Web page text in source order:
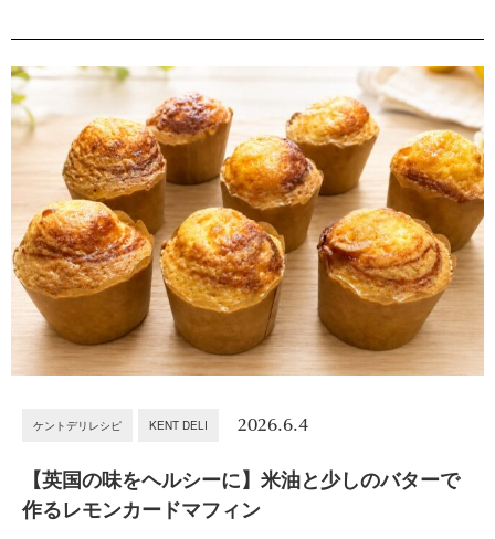
ケントデリレシピ KENT DELI 2026.6.4
【英国の味をヘルシーに】米油と少しのバターで
作るレモンカードマフィン